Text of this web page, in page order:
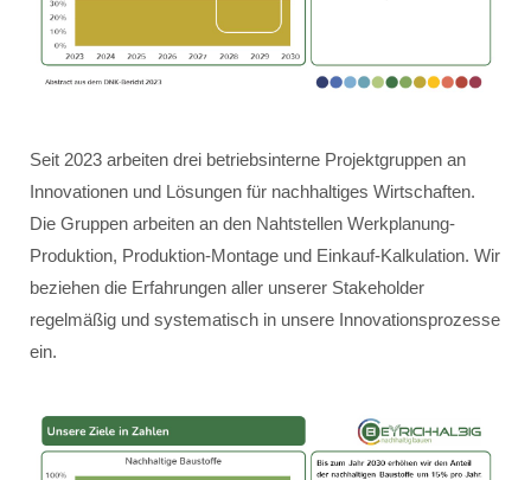
Seit 2023 arbeiten drei betriebsinterne Projektgruppen an
Innovationen und Lösungen für nachhaltiges Wirtschaften.
Die Gruppen arbeiten an den Nahtstellen Werkplanung-
Produktion, Produktion-Montage und Einkauf-Kalkulation. Wir
beziehen die Erfahrungen aller unserer Stakeholder
regelmäßig und systematisch in unsere Innovationsprozesse
ein.